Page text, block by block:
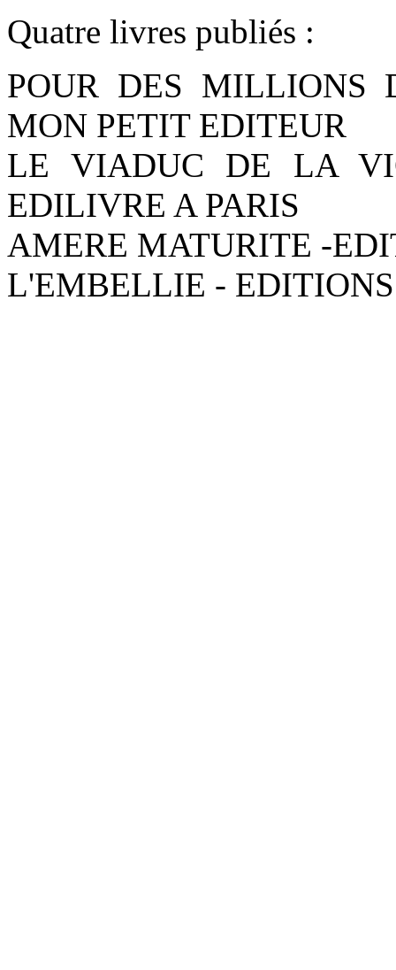
Quatre livres publiés :
POUR DES MILLIONS
MON PETIT EDITEUR
LE VIADUC DE LA
EDILIVRE A PARIS
AMERE MATURITE -
L'EMBELLIE -